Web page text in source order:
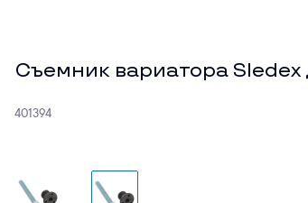
Съемник вариатора
401394